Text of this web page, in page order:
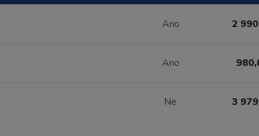
Ano 2
Ano
Ne 3